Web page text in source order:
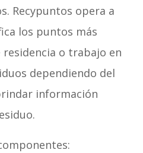
Recypuntos opera a
los puntos más
o trabajo en
dependiendo del
información